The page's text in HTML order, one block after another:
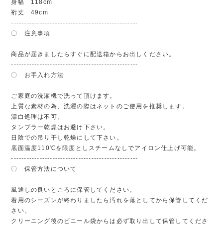
身幅 118cm
裄丈 49cm
-------------------------------------------------
〇 注意事項
商品が届きましたらすぐに配送箱からお出しください。
-------------------------------------------------
〇 お手入れ方法
ご家庭の洗濯機で洗って頂けます。
上質な素材の為、洗濯の際はネットのご使用を推奨します。
漂白処理は不可。
タンブラー乾燥はお避け下さい。
日陰での吊り干し乾燥にして下さい。
底面温度110℃を限度としスチームなしでアイロン仕上げ可能。
-------------------------------------------------
〇 保管方法について
風通しの良いところに保管してください。
着用のシーズンが終わりましたら汚れを落としてから保管してくだ
さい。
クリーニング後のビニール袋からは必ず取り出して保管してくださ